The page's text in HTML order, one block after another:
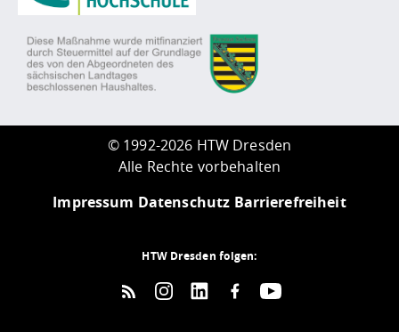
© 1992-2026 HTW Dresden
Alle Rechte vorbehalten
Impressum Datenschutz Barrierefreiheit
HTW Dresden folgen: